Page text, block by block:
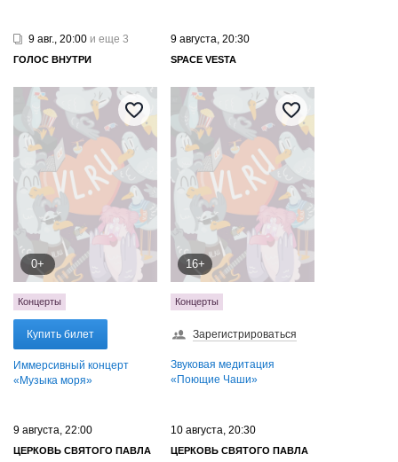
9 авг., 20:00 и еще 3
ГОЛОС ВНУТРИ
0+
Концерты
Купить билет
Иммерсивный концерт
«Музыка моря»
9 августа, 20:30
SPACE VESTA
16+
Концерты
Зарегистрироваться
Звуковая медитация
«‎Поющие Чаши»
9 августа, 22:00
ЦЕРКОВЬ СВЯТОГО ПАВЛА
10 августа, 20:30
ЦЕРКОВЬ СВЯТОГО ПАВЛА